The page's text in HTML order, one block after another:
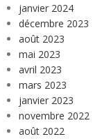
janvier 2024
décembre 2023
août 2023
mai 2023
avril 2023
mars 2023
janvier 2023
novembre 2022
août 2022